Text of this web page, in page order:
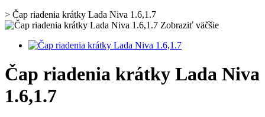
> Čap riadenia krátky Lada Niva 1.6,1.7
Zobraziť väčšie
Čap riadenia krátky Lada Niva
1.6,1.7